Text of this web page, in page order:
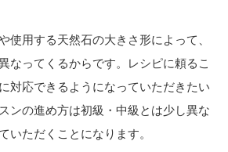
使用する天然石の大きさ形によって、
なってくるからです。レシピに頼るこ
対応できるようになっていただきたい
ンの進め方は初級・中級とは少し異な
いただくことになります。